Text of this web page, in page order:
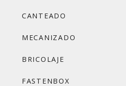
CANTEADO
MECANIZADO
BRICOLAJE
FASTENBOX